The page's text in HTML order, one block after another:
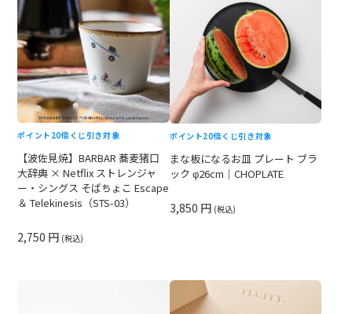
ポイント20倍 くじ引き対象
【波佐見焼】BARBAR 蕎麦猪口
大辞典 × Netflix ストレンジャ
ー・シングス そばちょこ Escape
＆ Telekinesis（STS-03）
2,750 円 (税込)
ポイント20倍 くじ引き対象
まな板になるお皿 プレート ブラ
ック φ26cm｜CHOPLATE
3,850 円 (税込)